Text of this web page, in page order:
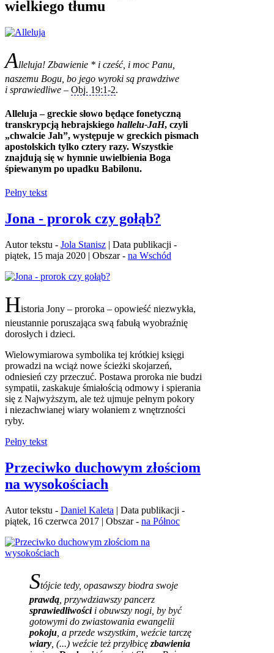
wielkiego tłumu
Alleluja! Zbawienie * i cześć, i moc Panu,
naszemu Bogu, bo jego wyroki są prawdziwe
i sprawiedliwe – Obj. 19:1‑2.
Alleluja – greckie słowo będące fonetyczną
transkrypcją hebrajskiego hallelu-JaH, czyli
„chwalcie Jah”, występuje w greckich pismach
apostolskich tylko cztery razy. Wszystkie
znajdują się w hymnie uwielbienia Boga
śpiewanym po upadku Babilonu.
Pełny tekst
Jona - prorok czy gołąb?
Autor tekstu - Jola Stanisz | Data publikacji -
piątek, 15 maja 2020 | Obszar - na Wschód
Historia Jony – proroka – opowieść niezwykła,
nieustannie poruszająca swą fabułą wyobraźnię
dorosłych i dzieci.
Wielowymiarowa symbolika tej krótkiej księgi
prowadzi na wciąż nowe ścieżki skojarzeń,
odniesień czy przeczuć. Postawa proroka nie budzi
sympatii, zaskakuje śmiałością odmowy i spierania
się z Najwyższym, ale też ujmuje pełnym pokory
i niezachwianej wiary wołaniem z wnętrzności
ryby.
Pełny tekst
Przeciwko duchowym złościom
na wysokościach
Autor tekstu - Daniel Kaleta | Data publikacji -
piątek, 16 czerwca 2017 | Obszar - na Północ
Stójcie tedy, opasawszy biodra swoje
prawdą , przywdziawszy pancerz
sprawiedliwościi obuwszy nogi, by być
gotowymi do zwiastowania ewangelii
pokoju , a przede wszystkim, weźcie tarczę
wiary , (...) weźcie też przyłbicę zbawienia